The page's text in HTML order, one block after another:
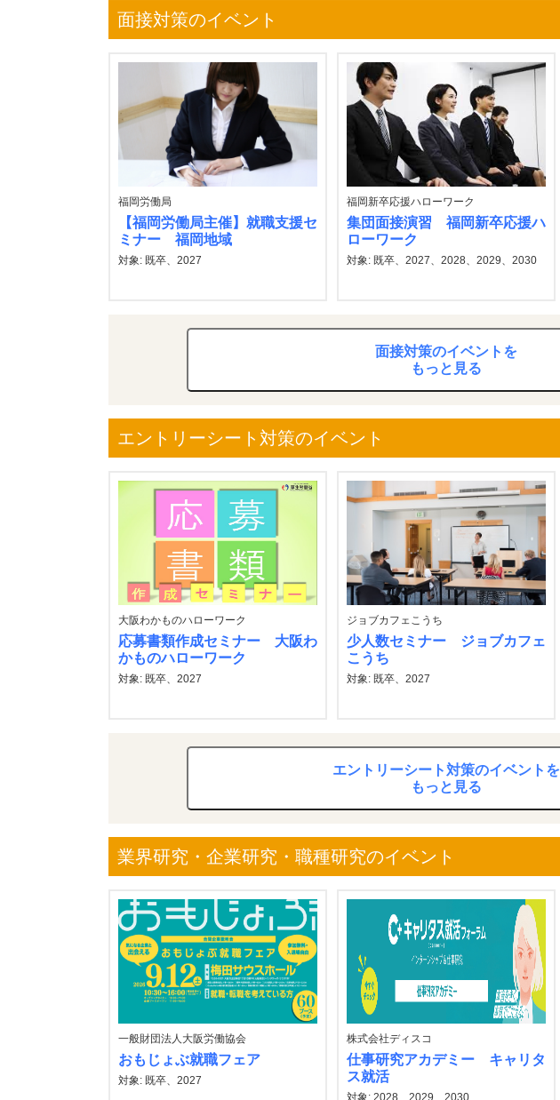
面接対策のイベント
福岡労働局
【福岡労働局主催】就職支援セ
ミナー 福岡地域
対象: 既卒、2027
福岡新卒応援ハローワーク
集団面接演習 福岡新卒応援ハ
ローワーク
対象: 既卒、2027、2028、2029、2030
面接対策のイベントを
もっと見る
エントリーシート対策のイベント
大阪わかものハローワーク
応募書類作成セミナー 大阪わ
かものハローワーク
対象: 既卒、2027
ジョブカフェこうち
少人数セミナー ジョブカフェ
こうち
対象: 既卒、2027
エントリーシート対策のイベントを
もっと見る
業界研究・企業研究・職種研究のイベント
一般財団法人大阪労働協会
おもじょぶ就職フェア
対象: 既卒、2027
株式会社ディスコ
仕事研究アカデミー キャリタ
ス就活
対象: 2028、2029、2030